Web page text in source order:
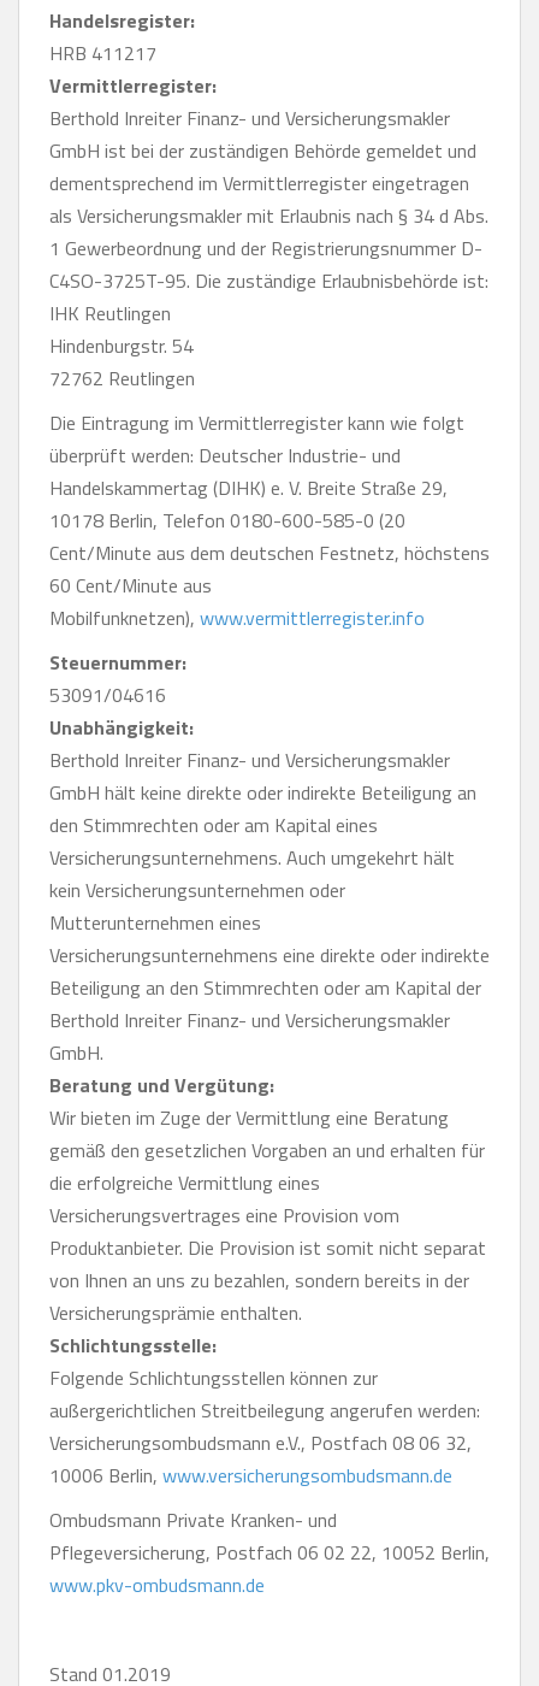
Handelsregister:
HRB 411217
Vermittlerregister:
Berthold Inreiter Finanz- und Versicherungsmakler
GmbH ist bei der zuständigen Behörde gemeldet und
dementsprechend im Vermittlerregister eingetragen
als Versicherungsmakler mit Erlaubnis nach § 34 d Abs.
1 Gewerbeordnung und der Registrierungsnummer D-
C4SO-3725T-95. Die zuständige Erlaubnisbehörde ist:
IHK Reutlingen
Hindenburgstr. 54
72762 Reutlingen
Die Eintragung im Vermittlerregister kann wie folgt
überprüft werden: Deutscher Industrie- und
Handelskammertag (DIHK) e. V. Breite Straße 29,
10178 Berlin, Telefon 0180-600-585-0 (20
Cent/Minute aus dem deutschen Festnetz, höchstens
60 Cent/Minute aus
Mobilfunknetzen), www.vermittlerregister.info
Steuernummer:
53091/04616
Unabhängigkeit:
Berthold Inreiter Finanz- und Versicherungsmakler
GmbH hält keine direkte oder indirekte Beteiligung an
den Stimmrechten oder am Kapital eines
Versicherungsunternehmens. Auch umgekehrt hält
kein Versicherungsunternehmen oder
Mutterunternehmen eines
Versicherungsunternehmens eine direkte oder indirekte
Beteiligung an den Stimmrechten oder am Kapital der
Berthold Inreiter Finanz- und Versicherungsmakler
GmbH.
Beratung und Vergütung:
Wir bieten im Zuge der Vermittlung eine Beratung
gemäß den gesetzlichen Vorgaben an und erhalten für
die erfolgreiche Vermittlung eines
Versicherungsvertrages eine Provision vom
Produktanbieter. Die Provision ist somit nicht separat
von Ihnen an uns zu bezahlen, sondern bereits in der
Versicherungsprämie enthalten.
Schlichtungsstelle:
Folgende Schlichtungsstellen können zur
außergerichtlichen Streitbeilegung angerufen werden:
Versicherungsombudsmann e.V., Postfach 08 06 32,
10006 Berlin, www.versicherungsombudsmann.de
Ombudsmann Private Kranken- und
Pflegeversicherung, Postfach 06 02 22, 10052 Berlin,
www.pkv-ombudsmann.de
Stand 01.2019